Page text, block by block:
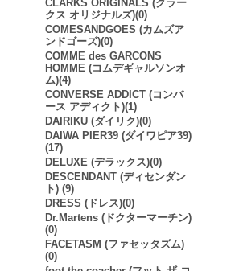
CLARKS ORIGINALS (クラー
クス オリジナルズ)(0)
COMESANDGOES (カムズア
ンドゴーズ)(0)
COMME des GARCONS
HOMME (コムデギャルソンオ
ム)(4)
CONVERSE ADDICT (コンバ
ース アディクト)(1)
DAIRIKU (ダイリク)(0)
DAIWA PIER39 (ダイワピア39)
(17)
DELUXE (デラックス)(0)
DESCENDANT (ディセンダン
ト) (9)
DRESS (ドレス)(0)
Dr.Martens (ドクターマーチン)
(0)
FACETASM (ファセッタズム)
(0)